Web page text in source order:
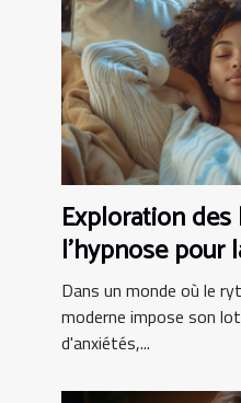
Exploration
l'hypnose pour
stress
Dans un monde où le
moderne impose son
d'anxiétés,...